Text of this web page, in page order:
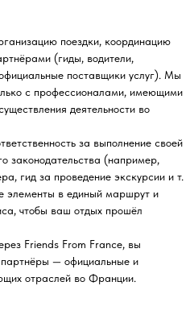
поездки, координацию
(гиды, водители,
поставщики услуг). Мы
с профессионалами, имеющими
деятельности во
за выполнение своей
законодательства (например,
гид за проведение экскурсии и т.
элементы в единый маршрут и
чтобы ваш отдых прошёл
Friends From France, вы
партнёры — официальные и
отраслей во Франции.